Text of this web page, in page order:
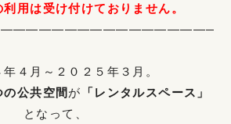
用は受け付けておりません。
年４月～２０２５年３月。
公共空間 が
「レンタルスペース」
となって、